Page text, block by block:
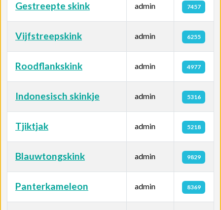
Gestreepte skink admin 7457
Vijfstreepskink admin 6255
Roodflankskink admin 4977
Indonesisch skinkje admin 5316
Tjiktjak admin 5218
Blauwtongskink admin 9829
Panterkameleon admin 8369